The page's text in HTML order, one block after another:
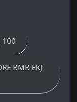
100
BMB EKJ